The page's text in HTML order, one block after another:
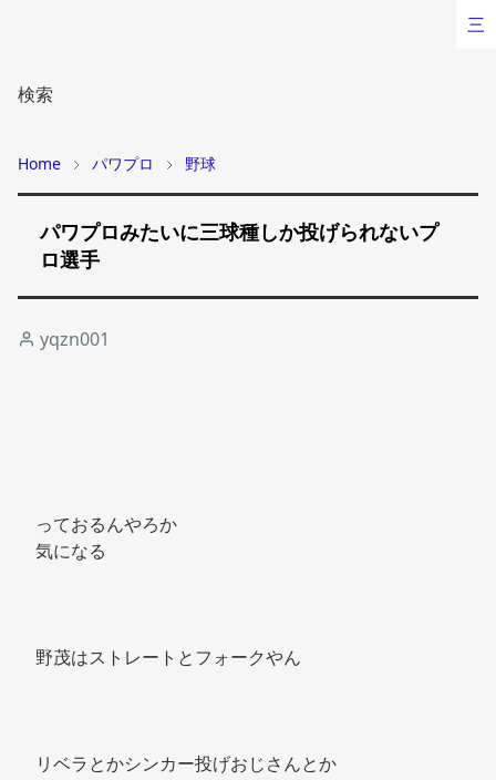
検索
Home パワプロ 野球
パワプロみたいに三球種しか投げられないプ
ロ選手
yqzn001
っておるんやろか
気になる
野茂はストレートとフォークやん
リベラとかシンカー投げおじさんとか
三